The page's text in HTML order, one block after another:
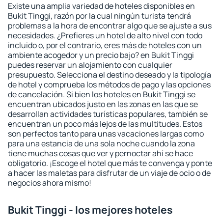
Existe una amplia variedad de hoteles disponibles en
Bukit Tinggi, razón por la cual ningún turista tendrá
problemas a la hora de encontrar algo que se ajuste a sus
necesidades. ¿Prefieres un hotel de alto nivel con todo
incluido o, por el contrario, eres más de hoteles con un
ambiente acogedor y un precio bajo? en Bukit Tinggi
puedes reservar un alojamiento con cualquier
presupuesto. Selecciona el destino deseado y la tipología
de hotel y comprueba los métodos de pago y las opciones
de cancelación. Si bien los hoteles en Bukit Tinggi se
encuentran ubicados justo en las zonas en las que se
desarrollan actividades turísticas populares, también se
encuentran un poco más lejos de las multitudes. Estos
son perfectos tanto para unas vacaciones largas como
para una estancia de una sola noche cuando la zona
tiene muchas cosas que ver y pernoctar ahí se hace
obligatorio. ¡Escoge el hotel que más te convenga y ponte
a hacer las maletas para disfrutar de un viaje de ocio o de
negocios ahora mismo!
Bukit Tinggi - los mejores hoteles